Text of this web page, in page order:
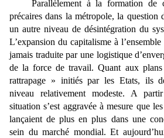
Parallèlement à la formation de
précaires dans la métropole, la question
un autre niveau de désintégration du
L’expansion du capitalisme à
jamais traduite par une logistique
de la force de travail. Quant aux
rattrapage » initiés par les Etats, ils
niveau relativement modeste. A
situation s’est aggravée à mesure que
lançaient de plus en plus dans une
sein du marché mondial. Et